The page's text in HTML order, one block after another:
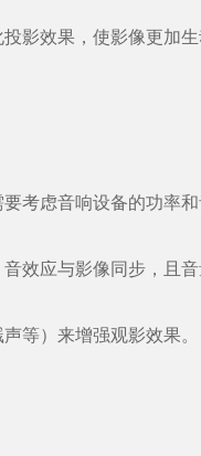
影效果，使影像更加生
虑音响设备的功率和
效应与影像同步，且音
等）来增强观影效果。